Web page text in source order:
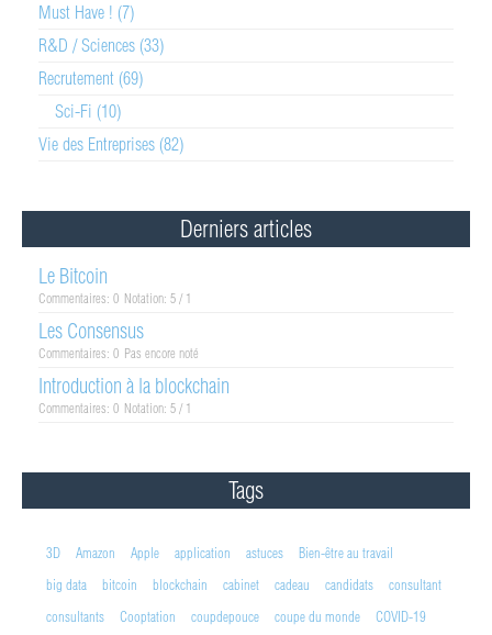
Must Have ! (7)
R&D / Sciences (33)
Recrutement (69)
Sci-Fi (10)
Vie des Entreprises (82)
Derniers articles
Le Bitcoin
Commentaires: 0 Notation: 5 / 1
Les Consensus
Commentaires: 0 Pas encore noté
Introduction à la blockchain
Commentaires: 0 Notation: 5 / 1
Tags
3D Amazon Apple application astuces
Bien-être au travail
big data
bitcoin blockchain cabinet cadeau candidats
consultant
consultants
Cooptation coupdepouce coupe du monde
COVID-19